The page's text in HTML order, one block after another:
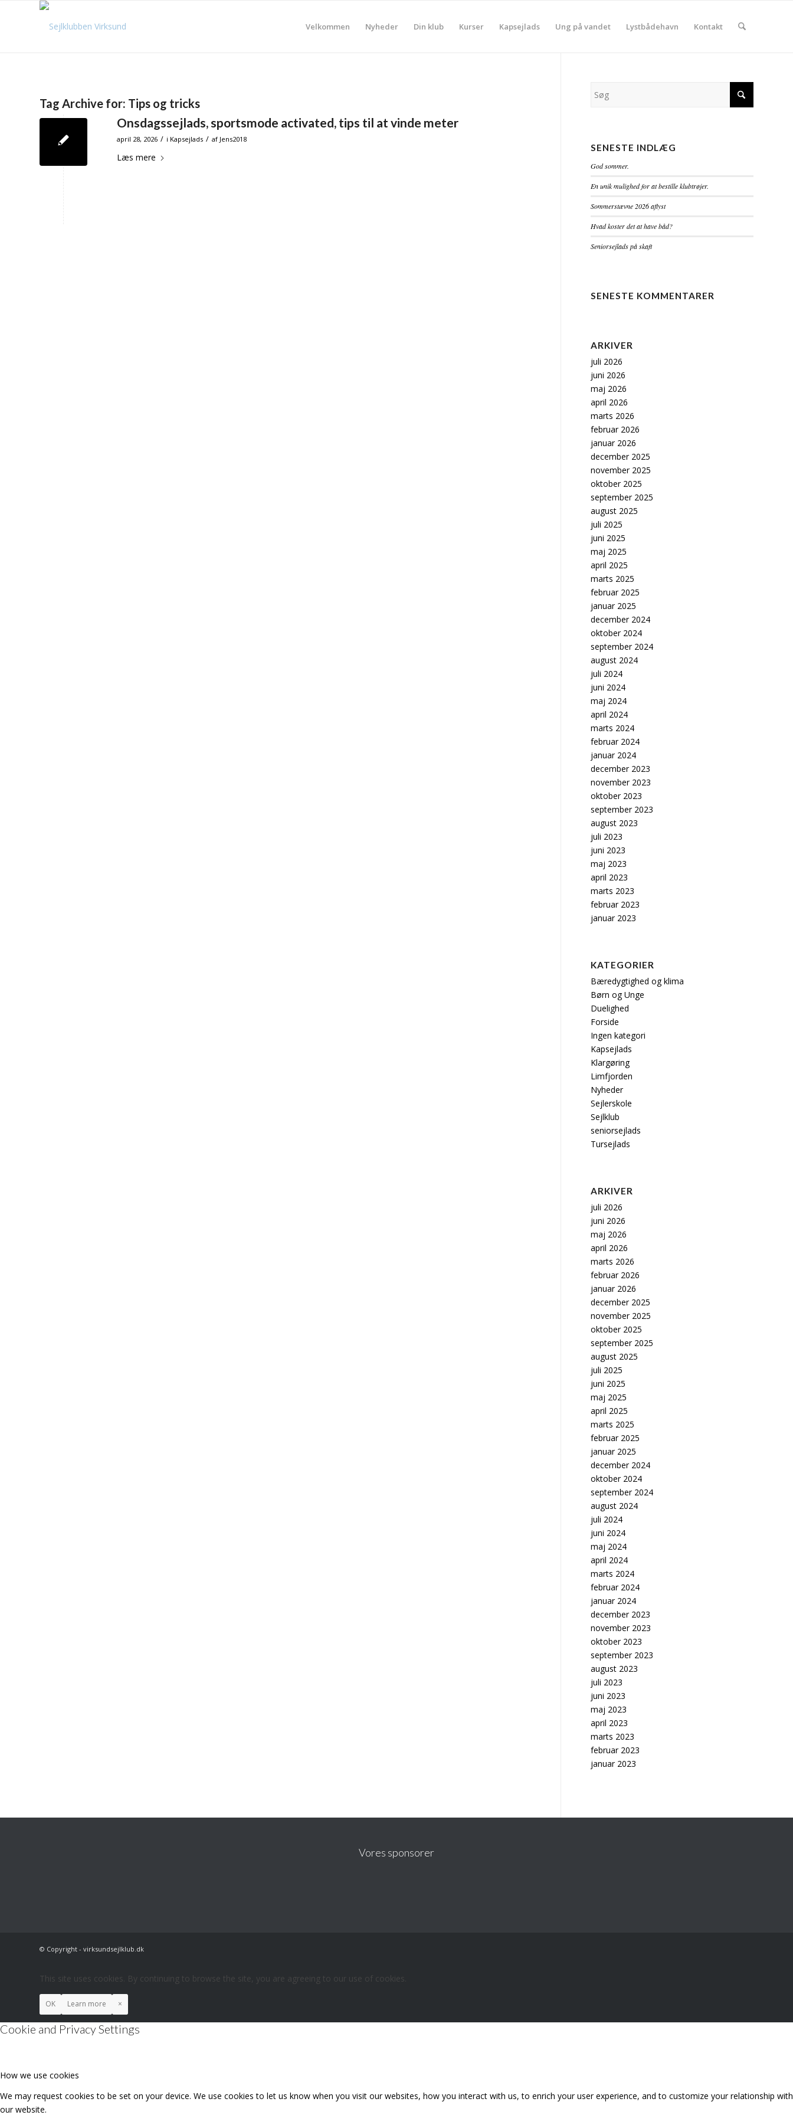
Velkommen Nyheder Din klub Kurser Kapsejlads Ung på vandet Lystbådehavn Kontakt
Tag Archive for: Tips og tricks
Onsdagssejlads, sportsmode activated, tips til at vinde meter
april 28, 2026 / i Kapsejlads / af Jens2018
Læs mere
SENESTE INDLÆG
God sommer.
En unik mulighed for at bestille klubtrøjer.
Sommerstævne 2026 aflyst
Hvad koster det at have båd?
Seniorsejlads på skaft
SENESTE KOMMENTARER
ARKIVER
juli 2026
juni 2026
maj 2026
april 2026
marts 2026
februar 2026
januar 2026
december 2025
november 2025
oktober 2025
september 2025
august 2025
juli 2025
juni 2025
maj 2025
april 2025
marts 2025
februar 2025
januar 2025
december 2024
oktober 2024
september 2024
august 2024
juli 2024
juni 2024
maj 2024
april 2024
marts 2024
februar 2024
januar 2024
december 2023
november 2023
oktober 2023
september 2023
august 2023
juli 2023
juni 2023
maj 2023
april 2023
marts 2023
februar 2023
januar 2023
KATEGORIER
Bæredygtighed og klima
Børn og Unge
Duelighed
Forside
Ingen kategori
Kapsejlads
Klargøring
Limfjorden
Nyheder
Sejlerskole
Sejlklub
seniorsejlads
Tursejlads
ARKIVER
juli 2026
juni 2026
maj 2026
april 2026
marts 2026
februar 2026
januar 2026
december 2025
november 2025
oktober 2025
september 2025
august 2025
juli 2025
juni 2025
maj 2025
april 2025
marts 2025
februar 2025
januar 2025
december 2024
oktober 2024
september 2024
august 2024
juli 2024
juni 2024
maj 2024
april 2024
marts 2024
februar 2024
januar 2024
december 2023
november 2023
oktober 2023
september 2023
august 2023
juli 2023
juni 2023
maj 2023
april 2023
marts 2023
februar 2023
januar 2023
Vores sponsorer
© Copyright - virksundsejlklub.dk
This site uses cookies. By continuing to browse the site, you are agreeing to our use of cookies.
OK Learn more ×
Cookie and Privacy Settings
How we use cookies
We may request cookies to be set on your device. We use cookies to let us know when you visit our websites, how you interact with us, to enrich your user experience, and to customize your relationship with
our website.